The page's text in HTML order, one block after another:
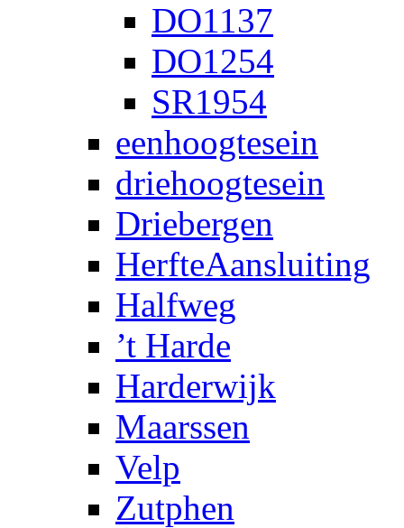
DO1137
DO1254
SR1954
eenhoogtesein
driehoogtesein
Driebergen
HerfteAansluiting
Halfweg
’t Harde
Harderwijk
Maarssen
Velp
Zutphen